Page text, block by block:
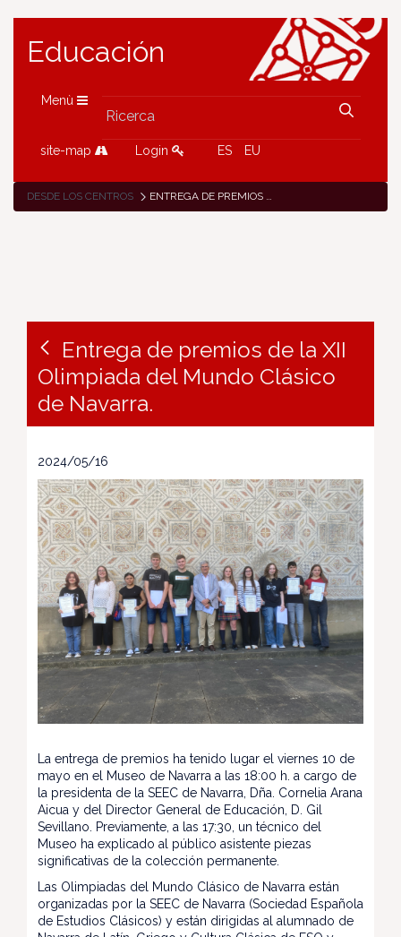
Educación
Menù
site-map Login ES EU
DESDE LOS CENTROS ENTREGA DE PREMIOS DE LA XII OLIMPIADA DEL MUNDO CLÁSICO DE NAVARRA.
Entrega de premios de la XII
Olimpiada del Mundo Clásico
de Navarra.
2024/05/16
La entrega de premios ha tenido lugar el viernes 10 de
mayo en el Museo de Navarra a las 18:00 h. a cargo de
la presidenta de la SEEC de Navarra, Dña. Cornelia Arana
Aicua y del Director General de Educación, D. Gil
Sevillano. Previamente, a las 17:30, un técnico del
Museo ha explicado al público asistente piezas
significativas de la colección permanente.
Las Olimpiadas del Mundo Clásico de Navarra están
organizadas por la SEEC de Navarra (Sociedad Española
de Estudios Clásicos) y están dirigidas al alumnado de